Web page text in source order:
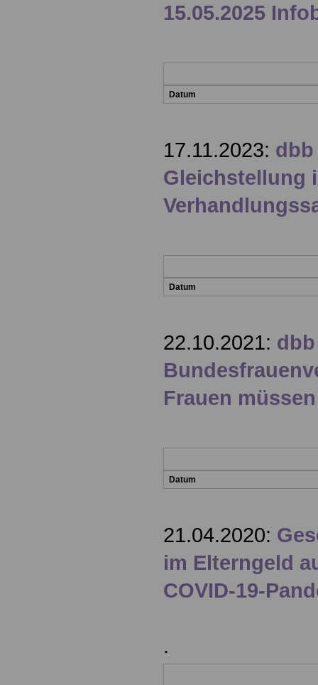
15.05.2025
Datum
17.11.2023:
Gleichstellung
Datum
22.10.2021: dbb
Frauen
Datum
21.04.2020:
im Elterngeld
COVID-19-
.